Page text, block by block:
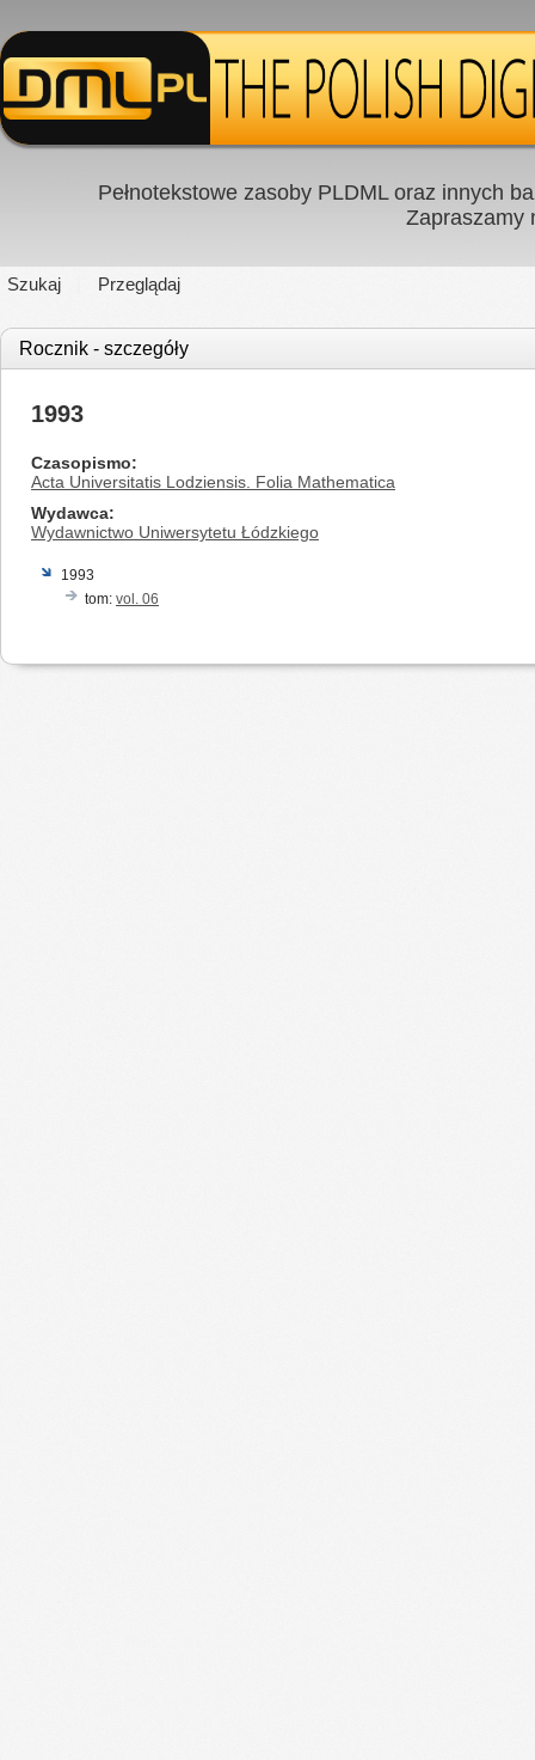
Pełnotekstowe zasoby PLDML oraz innych
Zapraszamy
Szukaj Przeglądaj
Rocznik - szczegóły
1993
Czasopismo
Acta Universitatis Lodziensis. Folia Mathematica
Wydawca
Wydawnictwo Uniwersytetu Łódzkiego
1993
tom: vol. 06